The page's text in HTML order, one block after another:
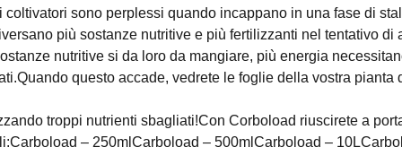
sono perplessi quando incappano in una fase di
più sostanze nutritive e più fertilizzanti nel tentativo di
nutritive si da loro da mangiare, più energia
questo accade, vedrete le foglie della vostra pianta
troppi nutrienti sbagliati!Con Corboload riuscirete a
– 250mlCarboload – 500mlCarboload –